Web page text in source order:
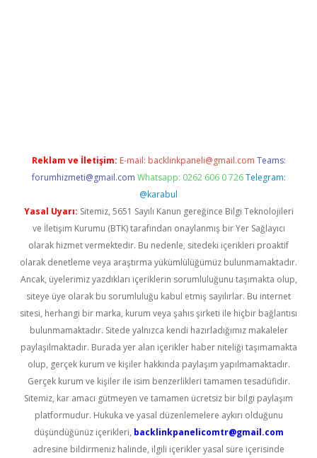
Reklam ve İletişim: E-mail: backlinkpaneli@gmail.com Teams:
forumhizmeti@gmail.com Whatsapp: 0262 606 0 726 Telegram:
@karabul
Yasal Uyarı: Sitemiz, 5651 Sayılı Kanun gereğince Bilgi Teknolojileri
ve İletişim Kurumu (BTK) tarafından onaylanmış bir Yer Sağlayıcı
olarak hizmet vermektedir. Bu nedenle, sitedeki içerikleri proaktif
olarak denetleme veya araştırma yükümlülüğümüz bulunmamaktadır.
Ancak, üyelerimiz yazdıkları içeriklerin sorumluluğunu taşımakta olup,
siteye üye olarak bu sorumluluğu kabul etmiş sayılırlar. Bu internet
sitesi, herhangi bir marka, kurum veya şahıs şirketi ile hiçbir bağlantısı
bulunmamaktadır. Sitede yalnızca kendi hazırladığımız makaleler
paylaşılmaktadır. Burada yer alan içerikler haber niteliği taşımamakta
olup, gerçek kurum ve kişiler hakkında paylaşım yapılmamaktadır.
Gerçek kurum ve kişiler ile isim benzerlikleri tamamen tesadüfidir.
Sitemiz, kar amacı gütmeyen ve tamamen ücretsiz bir bilgi paylaşım
platformudur. Hukuka ve yasal düzenlemelere aykırı olduğunu
düşündüğünüz içerikleri, backlinkpanelicomtr@gmail.com
adresine bildirmeniz halinde, ilgili içerikler yasal süre içerisinde